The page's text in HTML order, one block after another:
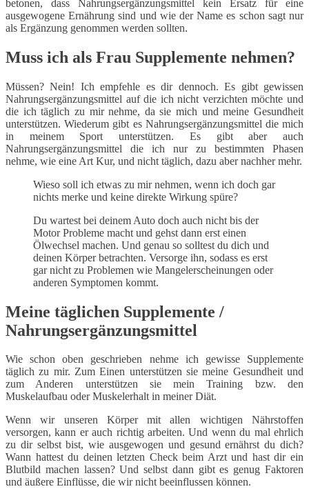
betonen, dass Nahrungsergänzungsmittel kein Ersatz für eine
ausgewogene Ernährung sind und wie der Name es schon sagt nur
als Ergänzung genommen werden sollten.
Muss ich als Frau Supplemente nehmen?
Müssen? Nein! Ich empfehle es dir dennoch. Es gibt gewissen
Nahrungsergänzungsmittel auf die ich nicht verzichten möchte und
die ich täglich zu mir nehme, da sie mich und meine Gesundheit
unterstützen. Wiederum gibt es Nahrungsergänzungsmittel die mich
in meinem Sport unterstützen. Es gibt aber auch
Nahrungsergänzungsmittel die ich nur zu bestimmten Phasen
nehme, wie eine Art Kur, und nicht täglich, dazu aber nachher mehr.
Wieso soll ich etwas zu mir nehmen, wenn ich doch gar
nichts merke und keine direkte Wirkung spüre?
Du wartest bei deinem Auto doch auch nicht bis der
Motor Probleme macht und gehst dann erst einen
Ölwechsel machen. Und genau so solltest du dich und
deinen Körper betrachten. Versorge ihn, sodass es erst
gar nicht zu Problemen wie Mangelerscheinungen oder
anderen Symptomen kommt.
Meine täglichen Supplemente /
Nahrungsergänzungsmittel
Wie schon oben geschrieben nehme ich gewisse Supplemente
täglich zu mir. Zum Einen unterstützen sie meine Gesundheit und
zum Anderen unterstützen sie mein Training bzw. den
Muskelaufbau oder Muskelerhalt in meiner Diät.
Wenn wir unseren Körper mit allen wichtigen Nährstoffen
versorgen, kann er auch richtig arbeiten. Und wenn du mal ehrlich
zu dir selbst bist, wie ausgewogen und gesund ernährst du dich?
Wann hattest du deinen letzten Check beim Arzt und hast dir ein
Blutbild machen lassen? Und selbst dann gibt es genug Faktoren
und äußere Einflüsse, die wir nicht beeinflussen können.